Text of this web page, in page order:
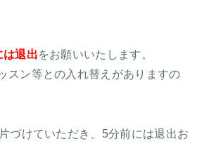
は退出をお願いいたします。
スン等との入れ替えがありますの
づけていただき、5分前には退出お